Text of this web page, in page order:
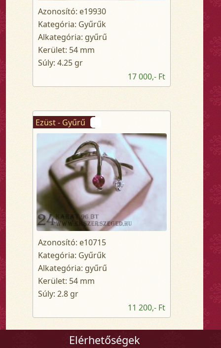
Azonosító: e19930
Kategória: Gyűrűk
Alkategória: gyűrű
Kerület: 54 mm
Súly: 4.25 gr
17 000,- Ft
Ezüst - Gyűrű
Azonosító: e10715
Kategória: Gyűrűk
Alkategória: gyűrű
Kerület: 54 mm
Súly: 2.8 gr
11 200,- Ft
Elérhetőségek